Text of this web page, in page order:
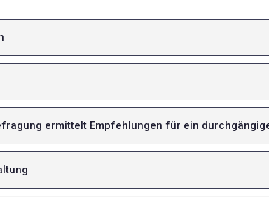
ermittelt Empfehlungen für ein